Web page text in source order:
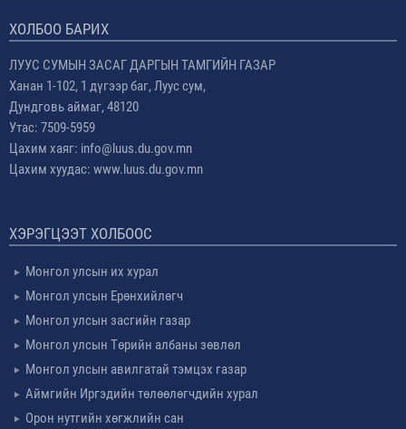
ХОЛБОО БАРИХ
ЛУУС СУМЫН ЗАСАГ ДАРГЫН ТАМГИЙН ГАЗАР
Ханан 1-102, 1 дүгээр баг, Луус сум,
Дундговь аймаг, 48120
Утас: 7509-5959
Цахим хаяг: info@luus.du.gov.mn
Цахим хуудас: www.luus.du.gov.mn
ХЭРЭГЦЭЭТ ХОЛБООС
Монгол улсын их хурал
Монгол улсын Ерөнхийлөгч
Монгол улсын засгийн газар
Монгол улсын Төрийн албаны зөвлөл
Монгол улсын авилгатай тэмцэх газар
Аймгийн Иргэдийн төлөөлөгчдийн хурал
Орон нутгийн хөгжлийн сан